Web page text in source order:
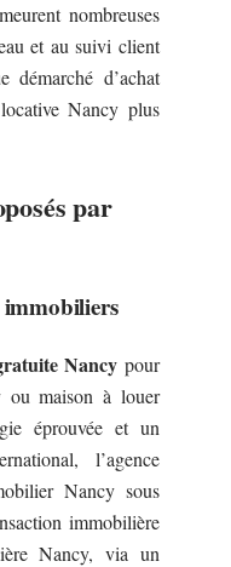
nombreuses
et au suivi client
démarché d’achat
Nancy plus
par
immobiliers
Nancy pour
ou maison à louer
éprouvée et un
l’agence
Nancy sous
immobilière
Nancy, via un